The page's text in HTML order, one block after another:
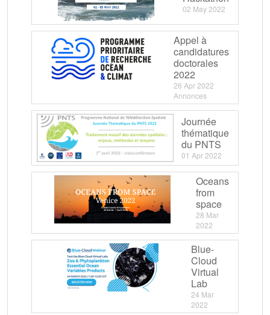
02 May 2022
Appel à
candidatures
doctorales
2022
26 Apr 2022
Annonces
Journée
thématique
du PNTS
01 Apr 2022
Oceans
from
space
28 Mar
2022
Blue-
Cloud
Virtual
Lab
24 Mar
2022